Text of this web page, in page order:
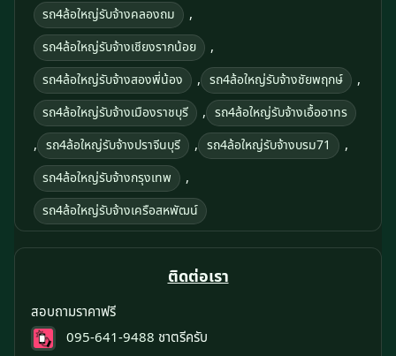
รถ4ล้อใหญ่รับจ้างคลองถม ,
รถ4ล้อใหญ่รับจ้างเชียงรากน้อย ,
รถ4ล้อใหญ่รับจ้างสองพี่น้อง , รถ4ล้อใหญ่รับจ้างชัยพฤกษ์ ,
รถ4ล้อใหญ่รับจ้างเมืองราชบุรี , รถ4ล้อใหญ่รับจ้างเอื้ออาทร
, รถ4ล้อใหญ่รับจ้างปราจีนบุรี , รถ4ล้อใหญ่รับจ้างบรม71 ,
รถ4ล้อใหญ่รับจ้างกรุงเทพ ,
รถ4ล้อใหญ่รับจ้างเครือสหพัฒน์
ติดต่อเรา
สอบถามราคาฟรี
095-641-9488 ชาตรีครับ